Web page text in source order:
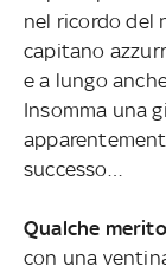
nel ricordo del
capitano
e a lungo
Insomma una
successo…
Qualche merito
con una